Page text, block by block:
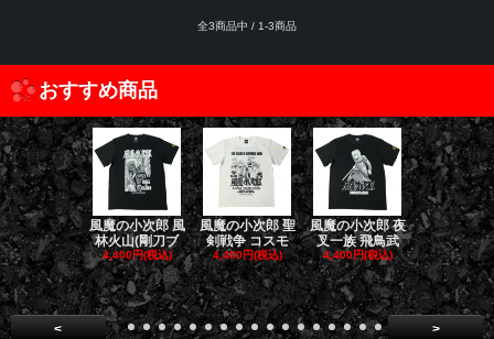
全3商品中 / 1-3商品
おすすめ商品
風魔の小次郎 風
林火山(剛刀ブ
4,400円(税込)
風魔の小次郎 聖
剣戦争 コスモ
4,400円(税込)
風魔の小次郎 夜
叉一族 飛鳥武
4,400円(税込)
風魔の小次
魔一族 竜
4,400円(税
< >